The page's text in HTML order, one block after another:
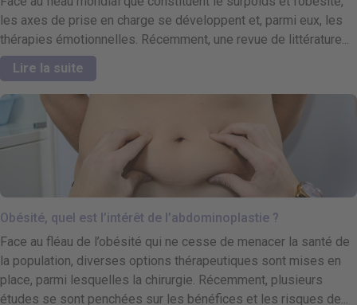
les axes de prise en charge se développent et, parmi eux, les
thérapies émotionnelles. Récemment, une revue de littérature...
Lire la suite
Obésité, quel est l’intérêt de l’abdominoplastie ?
Face au fléau de l’obésité qui ne cesse de menacer la santé de
la population, diverses options thérapeutiques sont mises en
place, parmi lesquelles la chirurgie. Récemment, plusieurs
études se sont penchées sur les bénéfices et les risques de...